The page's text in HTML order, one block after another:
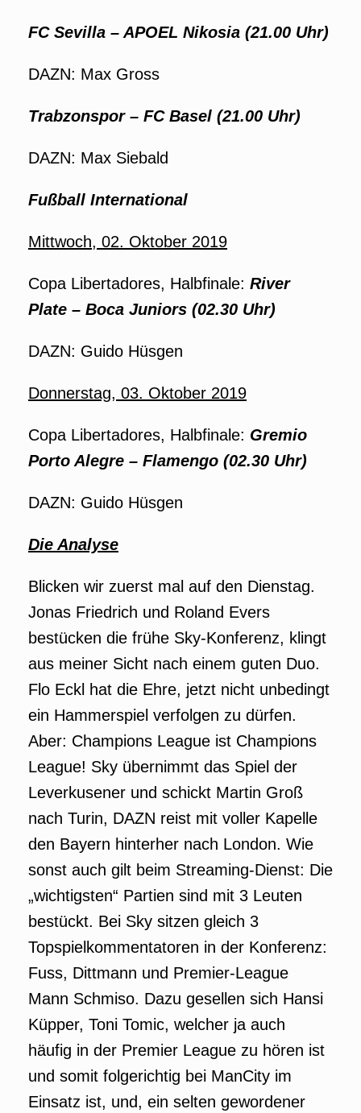
FC Sevilla – APOEL Nikosia (21.00 Uhr)
DAZN: Max Gross
Trabzonspor – FC Basel (21.00 Uhr)
DAZN: Max Siebald
Fußball International
Mittwoch, 02. Oktober 2019
Copa Libertadores, Halbfinale: River
Plate – Boca Juniors (02.30 Uhr)
DAZN: Guido Hüsgen
Donnerstag, 03. Oktober 2019
Copa Libertadores, Halbfinale: Gremio
Porto Alegre – Flamengo (02.30 Uhr)
DAZN: Guido Hüsgen
Die Analyse
Blicken wir zuerst mal auf den Dienstag.
Jonas Friedrich und Roland Evers
bestücken die frühe Sky-Konferenz, klingt
aus meiner Sicht nach einem guten Duo.
Flo Eckl hat die Ehre, jetzt nicht unbedingt
ein Hammerspiel verfolgen zu dürfen.
Aber: Champions League ist Champions
League! Sky übernimmt das Spiel der
Leverkusener und schickt Martin Groß
nach Turin, DAZN reist mit voller Kapelle
den Bayern hinterher nach London. Wie
sonst auch gilt beim Streaming-Dienst: Die
„wichtigsten“ Partien sind mit 3 Leuten
bestückt. Bei Sky sitzen gleich 3
Topspielkommentatoren in der Konferenz:
Fuss, Dittmann und Premier-League
Mann Schmiso. Dazu gesellen sich Hansi
Küpper, Toni Tomic, welcher ja auch
häufig in der Premier League zu hören ist
und somit folgerichtig bei ManCity im
Einsatz ist, und, ein selten gewordener